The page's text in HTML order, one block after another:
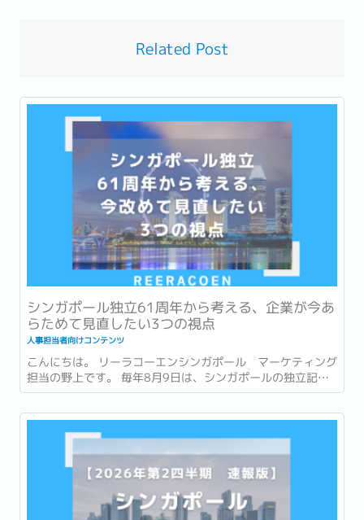
Related Post
シンガポール独立61周年から考える、企業が今あ
らためて見直したい3つの視点
人事担当者向けコンテンツ
こんにちは。 リーラコーエンシンガポール マーケティング
担当の野上です。 毎年8月9日は、シンガポールの独立記念
日 (National Day) です。 今年2026年は独立から61周年を
迎える年です。 街中には国旗や記念装飾が並び、毎年恒例の
National Day Parade...